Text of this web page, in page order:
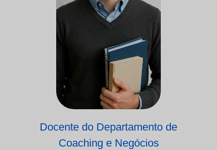
Docente do Departamento de
Coaching e Negócios